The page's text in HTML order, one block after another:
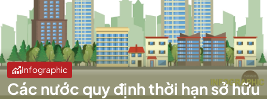
Infographic
Các nước quy định thời hạn sở hữu